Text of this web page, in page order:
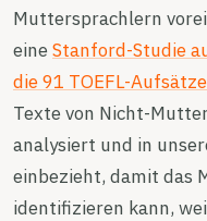
Muttersprachlern
eineStanford-Studie
die 91 TOEFL-
Texte von Nicht-
analysiert und in
einbezieht, damit das
identifizieren kann,